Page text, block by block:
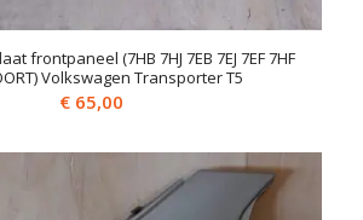
frontpaneel (7HB 7HJ 7EB 7EJ 7EF 7HF
Volkswagen Transporter T5
€ 65,00